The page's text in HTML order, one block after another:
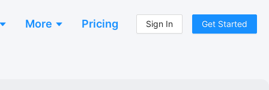
More Pricing Sign In Get Started